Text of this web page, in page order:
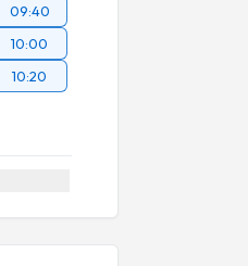
09:40
10:00
10:20